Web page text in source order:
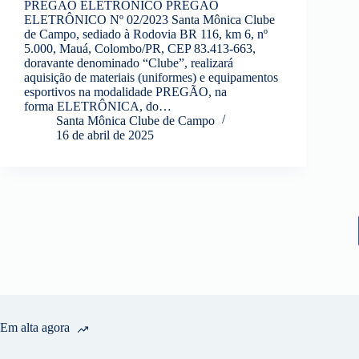
PREGÃO ELETRÔNICO PREGÃO
ELETRÔNICO Nº 02/2023 Santa Mônica Clube
de Campo, sediado à Rodovia BR 116, km 6, nº
5.000, Mauá, Colombo/PR, CEP 83.413-663,
doravante denominado “Clube”, realizará
aquisição de materiais (uniformes) e equipamentos
esportivos na modalidade PREGÃO, na
forma ELETRÔNICA, do…
Santa Mônica Clube de Campo
16 de abril de 2025
Em alta agora